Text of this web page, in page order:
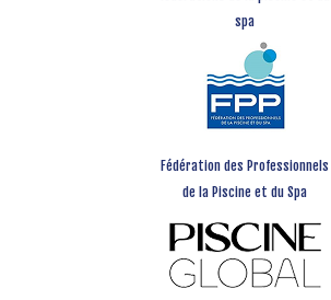
spa
Fédération des Professionnels
de la Piscine et du Spa